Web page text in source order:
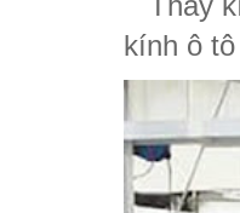
kính ô